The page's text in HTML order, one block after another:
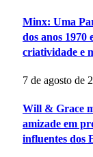
Minx: Uma
dos anos 1970
criatividade e
7 de agosto de
Will & Grace
amizade em
influentes dos